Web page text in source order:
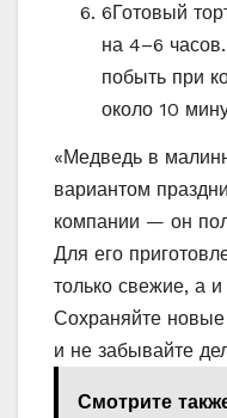
6Готовый
на 4–6
побыть при
около 10
«Медведь в
вариантом
компании — он
Для его
только свежие, а
Сохраняйте
и не забывайте
Смотрите